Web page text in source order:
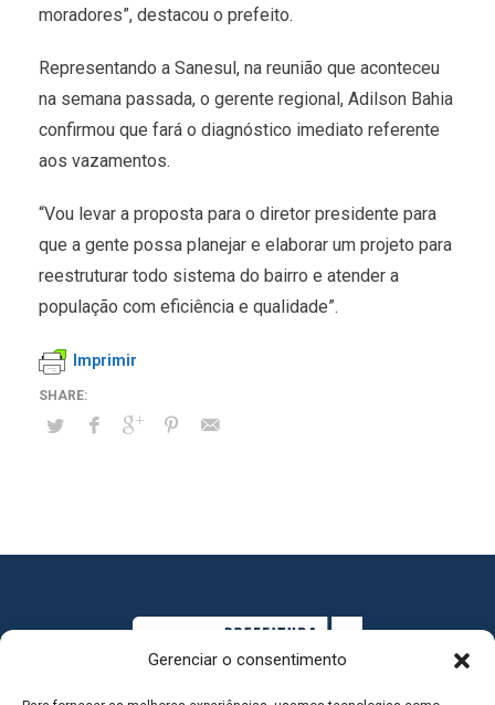
Gerenciar o consentimento
moradores”, destacou o prefeito.
Representando a Sanesul, na reunião que aconteceu
na semana passada, o gerente regional, Adilson Bahia
confirmou que fará o diagnóstico imediato referente
aos vazamentos.
“Vou levar a proposta para o diretor presidente para
que a gente possa planejar e elaborar um projeto para
reestruturar todo sistema do bairro e atender a
população com eficiência e qualidade”.
Imprimir